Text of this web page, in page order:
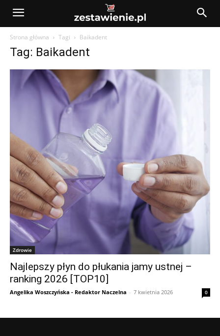
Strona główna Tagi Baikadent
Tag: Baikadent
Zdrowie
Najlepszy płyn do płukania jamy ustnej –
ranking 2026 [TOP10]
Angelika Woszczyńska - Redaktor Naczelna - 7 kwietnia 2026 0